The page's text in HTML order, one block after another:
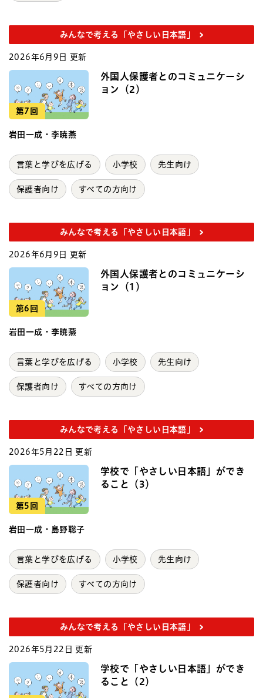
みんなで考える「やさしい日本語」
2026年6月9日 更新
第7回
外国人保護者とのコミュニケーシ
ョン（2）
岩田一成・李暁燕
言葉と学びを広げる 小学校 先生向け
保護者向け すべての方向け
みんなで考える「やさしい日本語」
2026年6月9日 更新
第6回
外国人保護者とのコミュニケーシ
ョン（1）
岩田一成・李暁燕
言葉と学びを広げる 小学校 先生向け
保護者向け すべての方向け
みんなで考える「やさしい日本語」
2026年5月22日 更新
第5回
学校で「やさしい日本語」ができ
ること（3）
岩田一成・島野聡子
言葉と学びを広げる 小学校 先生向け
保護者向け すべての方向け
みんなで考える「やさしい日本語」
2026年5月22日 更新
学校で「やさしい日本語」ができ
ること（2）